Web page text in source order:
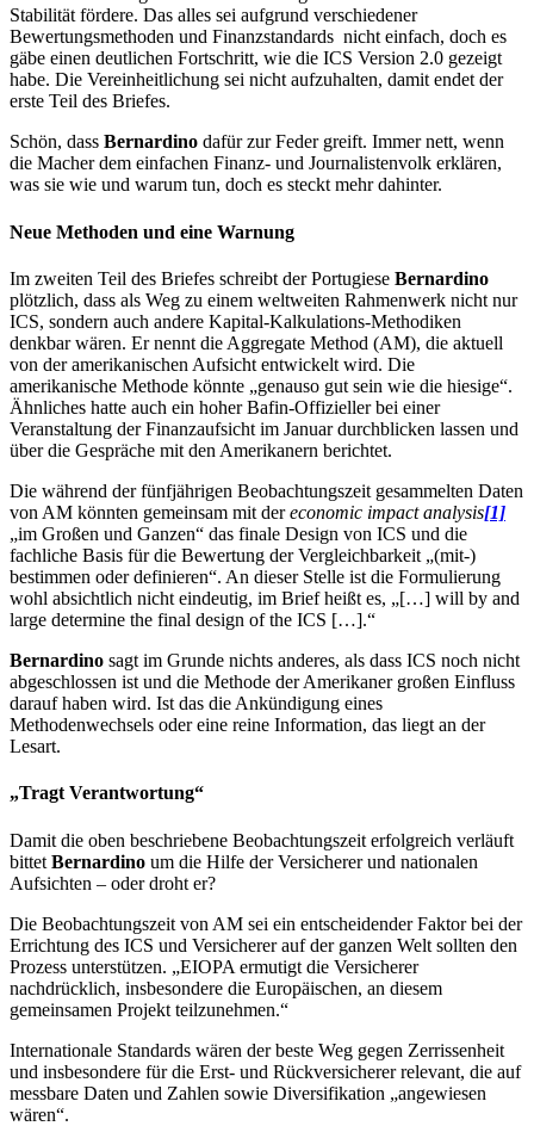
Stabilität fördere. Das alles sei aufgrund verschiedener
Bewertungsmethoden und Finanzstandards nicht einfach, doch es
gäbe einen deutlichen Fortschritt, wie die ICS Version 2.0 gezeigt
habe. Die Vereinheitlichung sei nicht aufzuhalten, damit endet der
erste Teil des Briefes.
Schön, dass Bernardino dafür zur Feder greift. Immer nett, wenn
die Macher dem einfachen Finanz- und Journalistenvolk erklären,
was sie wie und warum tun, doch es steckt mehr dahinter.
Neue Methoden und eine Warnung
Im zweiten Teil des Briefes schreibt der Portugiese Bernardino
plötzlich, dass als Weg zu einem weltweiten Rahmenwerk nicht nur
ICS, sondern auch andere Kapital-Kalkulations-Methodiken
denkbar wären. Er nennt die Aggregate Method (AM), die aktuell
von der amerikanischen Aufsicht entwickelt wird. Die
amerikanische Methode könnte „genauso gut sein wie die hiesige“.
Ähnliches hatte auch ein hoher Bafin-Offizieller bei einer
Veranstaltung der Finanzaufsicht im Januar durchblicken lassen und
über die Gespräche mit den Amerikanern berichtet.
Die während der fünfjährigen Beobachtungszeit gesammelten Daten
von AM könnten gemeinsam mit dereconomic impact analysis[1]
„im Großen und Ganzen“ das finale Design von ICS und die
fachliche Basis für die Bewertung der Vergleichbarkeit „(mit-)
bestimmen oder definieren“. An dieser Stelle ist die Formulierung
wohl absichtlich nicht eindeutig, im Brief heißt es, „[…] will by and
large determine the final design of the ICS […].“
Bernardino sagt im Grunde nichts anderes, als dass ICS noch nicht
abgeschlossen ist und die Methode der Amerikaner großen Einfluss
darauf haben wird. Ist das die Ankündigung eines
Methodenwechsels oder eine reine Information, das liegt an der
Lesart.
„Tragt Verantwortung“
Damit die oben beschriebene Beobachtungszeit erfolgreich verläuft
bittet Bernardino um die Hilfe der Versicherer und nationalen
Aufsichten – oder droht er?
Die Beobachtungszeit von AM sei ein entscheidender Faktor bei der
Errichtung des ICS und Versicherer auf der ganzen Welt sollten den
Prozess unterstützen. „EIOPA ermutigt die Versicherer
nachdrücklich, insbesondere die Europäischen, an diesem
gemeinsamen Projekt teilzunehmen.“
Internationale Standards wären der beste Weg gegen Zerrissenheit
und insbesondere für die Erst- und Rückversicherer relevant, die auf
messbare Daten und Zahlen sowie Diversifikation „angewiesen
wären“.